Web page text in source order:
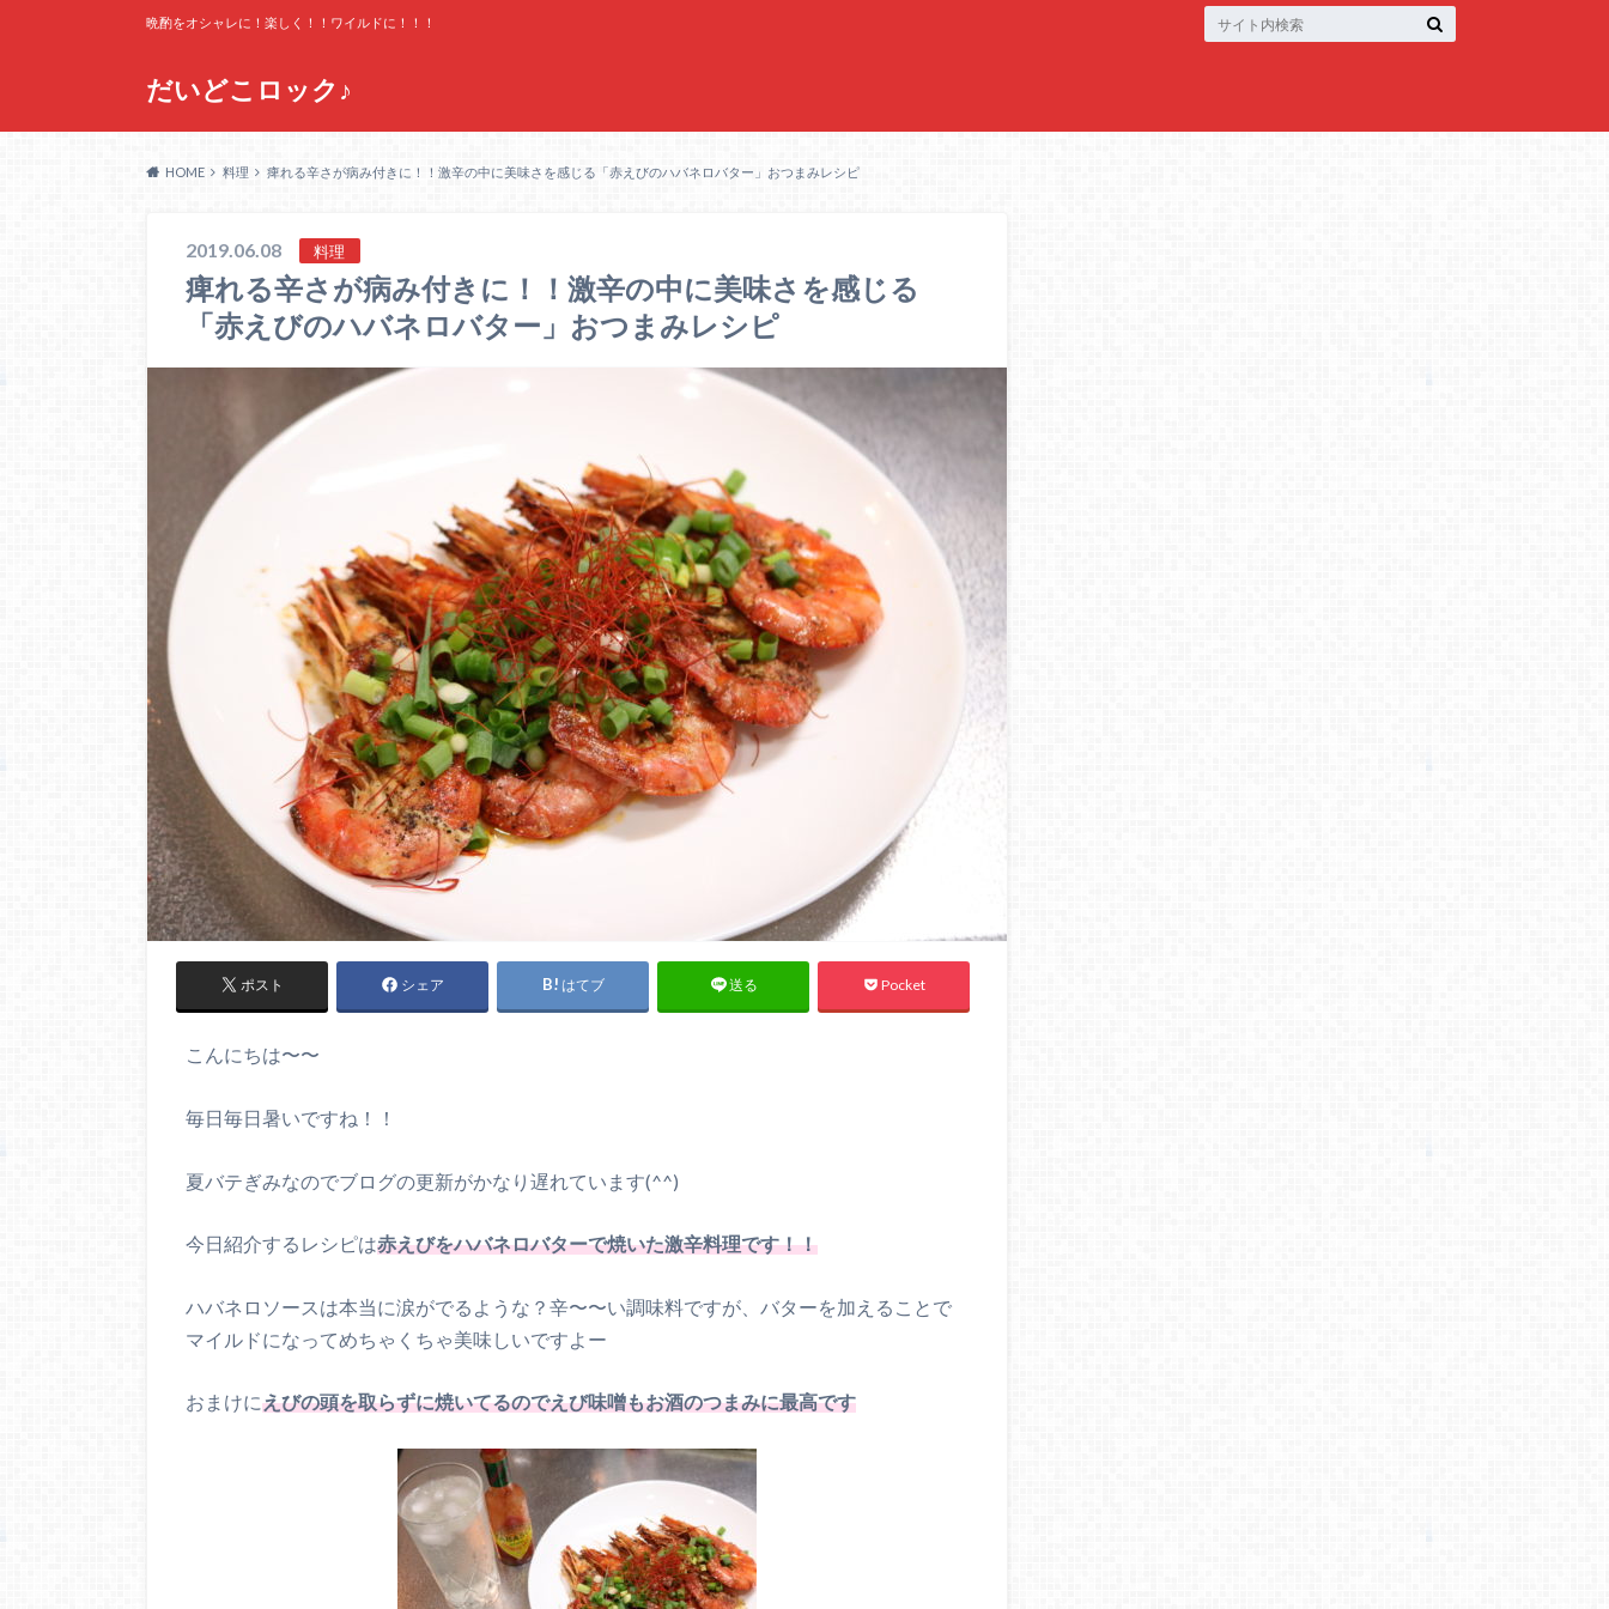
だいどこロック♪
晩酌をオシャレに！楽しく！！ワイルドに！！！
HOME 料理 痺れる辛さが病み付きに！！激辛の中に美味さを感じる「赤えびのハバネロバター」おつまみレシピ
2019.06.08 料理
痺れる辛さが病み付きに！！激辛の中に美味さを感じる
「赤えびのハバネロバター」おつまみレシピ
ポスト シェア はてブ 送る Pocket
こんにちは〜〜
毎日毎日暑いですね！！
夏バテぎみなのでブログの更新がかなり遅れています(^^)
今日紹介するレシピは赤えびをハバネロバターで焼いた激辛料理です！！
ハバネロソースは本当に涙がでるような？辛〜〜い調味料ですが、バターを加えることで
マイルドになってめちゃくちゃ美味しいですよー
おまけにえびの頭を取らずに焼いてるのでえび味噌もお酒のつまみに最高です